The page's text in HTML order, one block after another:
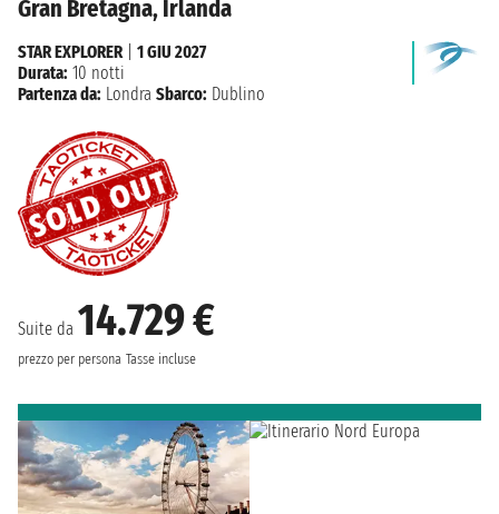
Gran Bretagna, Irlanda
Suite da 14.729 €
prezzo per persona Tasse incluse
STAR EXPLORER| 1 GIU 2027
Durata: 10 notti
Partenza da: Londra Sbarco: Dublino